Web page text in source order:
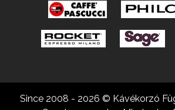
Since 2008 - 2026 © Kávékorzó